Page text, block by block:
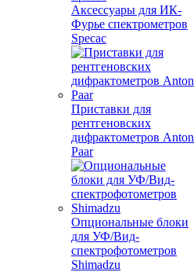
Аксессуары для ИК-
Фурье спектрометров
Specac
Приставки для
рентгеновских
дифрактометров Anton
Paar
Опциональные блоки
для УФ/Вид-
спектрофотометров
Shimadzu